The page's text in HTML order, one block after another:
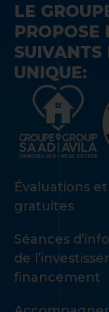
LE
PROPOSE
SUIVANTS
UNIQUE:
Évaluations
gratuites
Séances
de
financement